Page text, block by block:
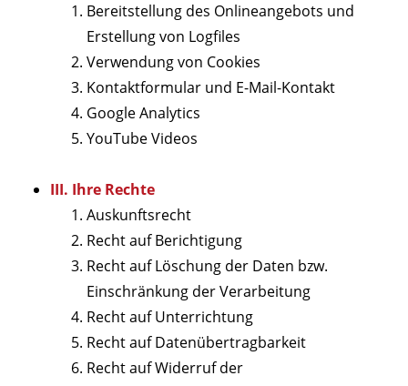
Bereitstellung des Onlineangebots und
Erstellung von Logfiles
Verwendung von Cookies
Kontaktformular und E-Mail-Kontakt
Google Analytics
YouTube Videos
III. Ihre Rechte
Auskunftsrecht
Recht auf Berichtigung
Recht auf Löschung der Daten bzw.
Einschränkung der Verarbeitung
Recht auf Unterrichtung
Recht auf Datenübertragbarkeit
Recht auf Widerruf der